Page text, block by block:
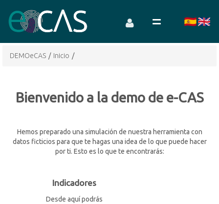
DEMOeCAS / Inicio /
Bienvenido a la demo de e-CAS
Hemos preparado una simulación de nuestra herramienta con
datos ficticios para que te hagas una idea de lo que puede hacer
por ti. Esto es lo que te encontrarás:
Indicadores
Desde aquí podrás